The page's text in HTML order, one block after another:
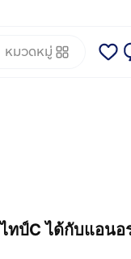
หมวดหมู่
ทป์C ได้กับแอน